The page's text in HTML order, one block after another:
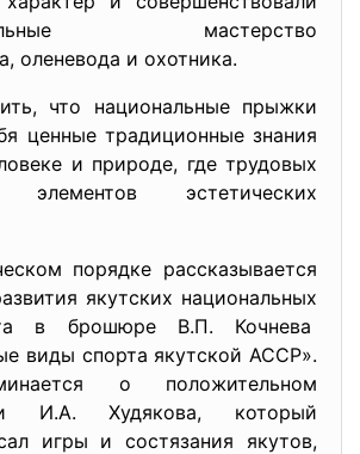
мастерство
оленевода и охотника.
что национальные прыжки
ценные традиционные знания
и природе, где трудовых
элементов эстетических
порядке рассказывается
якутских национальных
в брошюре В.П. Кочнева
виды спорта якутской АССР».
о положительном
И.А. Худякова, который
игры и состязания якутов,